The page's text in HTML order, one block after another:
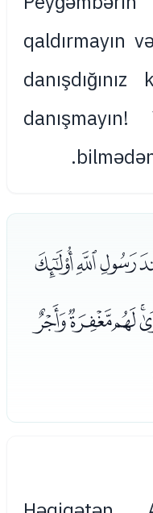
qaldırmayın